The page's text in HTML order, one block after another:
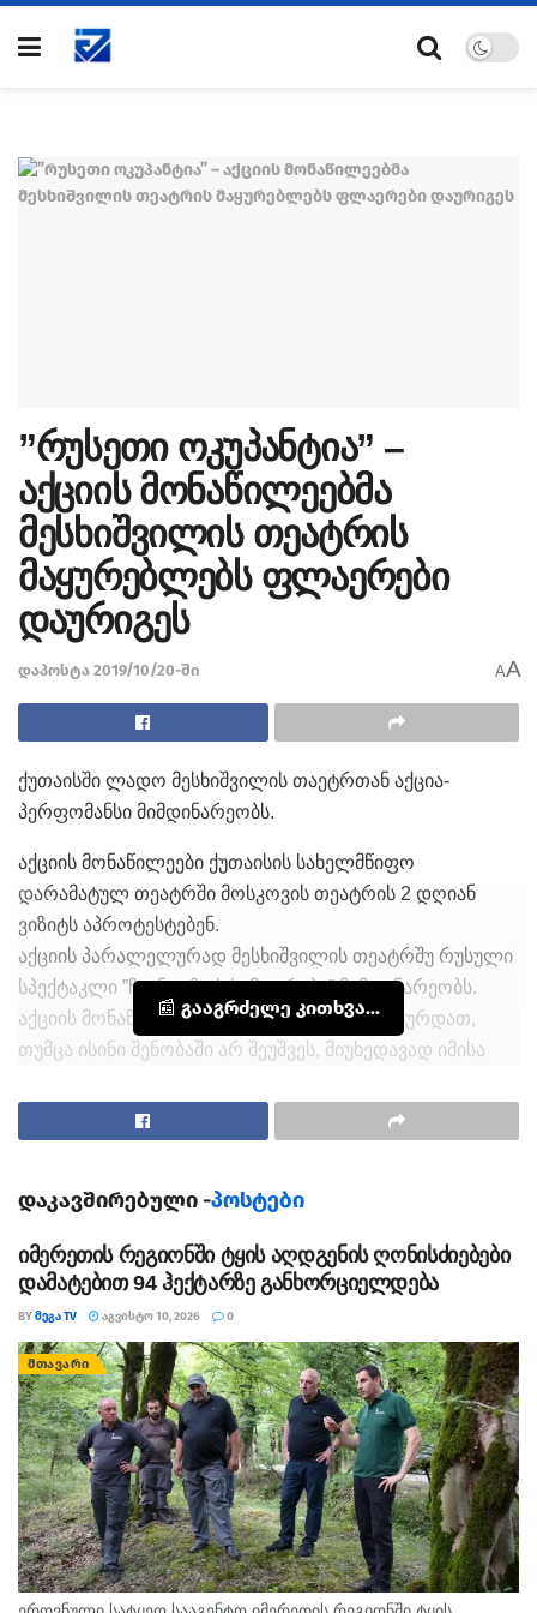
”რუსეთი ოკუპანტია” –
აქციის მონაწილეებმა
მესხიშვილის თეატრის
მაყურებლებს ფლაერები
დაურიგეს
დაპოსტა 2019/10/20-ში AA
ქუთაისში ლადო მესხიშვილის თაეტრთან აქცია-
პერფომანსი მიმდინარეობს.
აქციის მონაწილეები ქუთაისის სახელმწიფო
დარამატულ თეატრში მოსკოვის თეატრის 2 დღიან
ვიზიტს აპროტესტებენ.
აქციის პარალელურად მესხიშვილის თეატრშუ რუსული
სპექტაკლი ”ჩვენი ეზოს სიმღერები” მიმდინარეობს.
აქციის მონაწილეებს სპექტაკლზე შესვლა სურდათ,
თუმცა ისინი შენობაში არ შეუშვეს, მიუხედავად იმისა
მცირე სცენის შესასვლელათნ მათ სპექტაკლზე
ოკუპანტია” გადასცეს.
📰 გააგრძელე კითხვა...
დაკავშირებული -პოსტები
იმერეთის რეგიონში ტყის აღდგენის ღონისძიებები
დამატებით 94 ჰექტარზე განხორციელდება
BYᲛᲔᲒᲐ TV ᲐᲒᲕᲘᲡᲢᲝ 10, 2026 0
ᲛᲗᲐᲕᲐᲠᲘ